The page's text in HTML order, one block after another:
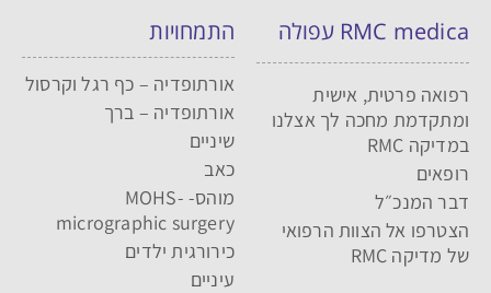
RMC medica עפולה
רפואה פרטית, אישית
ומתקדמת מחכה לך אצלנו
במדיקה RMC
רופאים
דבר המנכ״ל
הצטרפו אל הצוות הרפואי
של מדיקה RMC
התמחויות
אורתופדיה – כף רגל וקרסול
אורתופדיה – ברך
שיניים
כאב
מוהס- MOHS-
micrographic surgery
כירורגית ילדים
עיניים